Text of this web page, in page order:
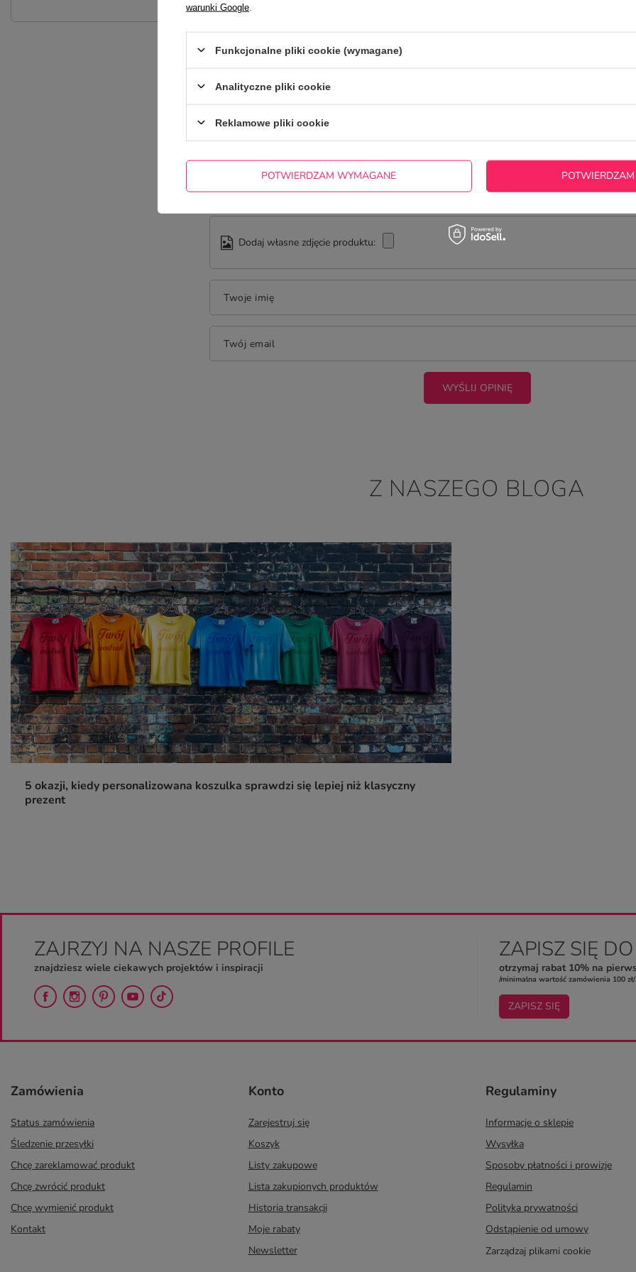
NAPISZ SWOJĄ OPINIĘ
Dodaj własne zdjęcie produktu:
Twoje imię
Twój email
WYŚLIJ OPINIĘ
Z NASZEGO BLOGA
5 okazji, kiedy personalizowana koszulka sprawdzi się lepiej niż klasyczny
prezent
ZAJRZYJ NA NASZE PROFILE
znajdziesz wiele ciekawych projektów i inspiracji
ZAPISZ SIĘ
otrzymaj rabat 10% na
/minimalna wartość zamówienia 100 zł/
ZAPISZ SIĘ
Zamówienia
Status zamówienia
Śledzenie przesyłki
Chcę zareklamować produkt
Chcę zwrócić produkt
Chcę wymienić produkt
Kontakt
Konto
Zarejestruj się
Koszyk
Listy zakupowe
Lista zakupionych produktów
Historia transakcji
Moje rabaty
Newsletter
Regulaminy
Informacje o sklepie
Wysyłka
Sposoby płatności i prowizje
Regulamin
Polityka prywatności
Odstąpienie od umowy
Zarządzaj plikami cookie
warunki Google
Funkcjonalne pliki cookie (wymagane)
Analityczne pliki cookie
Reklamowe pliki cookie
POTWIERDZAM WYMAGANE